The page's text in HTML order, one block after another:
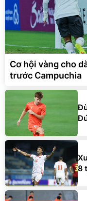
Cơ hội vàng cho
trước Campuchia
8